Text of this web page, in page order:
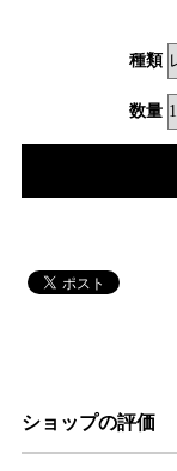
種類
数量
ショップの評価